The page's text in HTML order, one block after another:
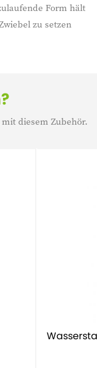
Form hält
zu setzen
diesem Zubehör.